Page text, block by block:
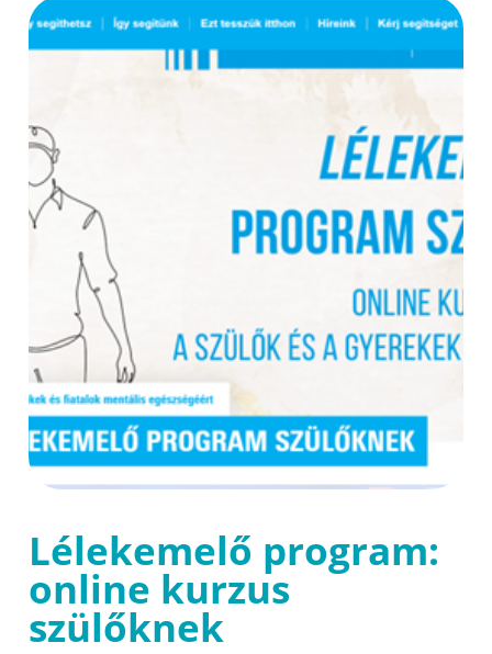
Lélekemelő program:
online kurzus
szülőknek